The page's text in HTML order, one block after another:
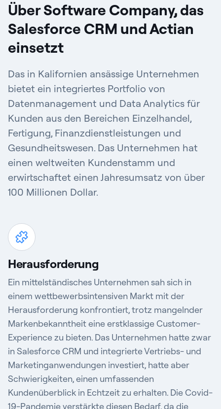
Über Software Company, das
Salesforce CRM und Actian
einsetzt
Das in Kalifornien ansässige Unternehmen
bietet ein integriertes Portfolio von
Datenmanagement und Data Analytics für
Kunden aus den Bereichen Einzelhandel,
Fertigung, Finanzdienstleistungen und
Gesundheitswesen. Das Unternehmen hat
einen weltweiten Kundenstamm und
erwirtschaftet einen Jahresumsatz von über
100 Millionen Dollar.
Herausforderung
Ein mittelständisches Unternehmen sah sich in
einem wettbewerbsintensiven Markt mit der
Herausforderung konfrontiert, trotz mangelnder
Markenbekanntheit eine erstklassige Customer-
Experience zu bieten. Das Unternehmen hatte zwar
in Salesforce CRM und integrierte Vertriebs- und
Marketinganwendungen investiert, hatte aber
Schwierigkeiten, einen umfassenden
Kundenüberblick in Echtzeit zu erhalten. Die Covid-
19-Pandemie verstärkte diesen Bedarf, da die